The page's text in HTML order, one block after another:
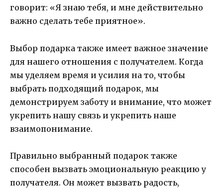
говорит: «Я знаю тебя, и мне действительно
важно сделать тебе приятное».
Выбор подарка также имеет важное значение
для нашего отношения с получателем. Когда
мы уделяем время и усилия на то, чтобы
выбрать подходящий подарок, мы
демонстрируем заботу и внимание, что может
укрепить нашу связь и укрепить наше
взаимопонимание.
Правильно выбранный подарок также
способен вызвать эмоциональную реакцию у
получателя. Он может вызвать радость,